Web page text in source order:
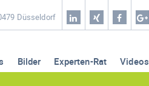
Düsseldorf
Bilder Experten-Rat Videos